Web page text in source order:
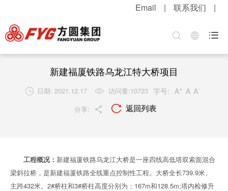
|
联系我们
|
Email

集团介绍
公司荣誉
公司新闻
视频中心
混凝土机械
升降起重机械
筑路机械
粮油酒业
客户服务
在线留言
产品维护
行业知识
职位招聘
感受方圆
联系我们
新建福厦铁路乌龙江特大桥项目
 日期: 2021.12.17  访问量:10723 字号: A+ A A-
分享:   返回列表
工程概况： 新建福厦铁路乌龙江大桥是一座四线高低塔双索面混合
梁斜拉桥，是新建福厦铁路全线重点控制性工程。大桥全长739.9米、
主跨432米。2#桥柱和3#桥柱高度分别为：167m和128.5m;塔内检修升